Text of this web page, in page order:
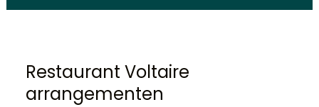
Restaurant Voltaire
arrangementen